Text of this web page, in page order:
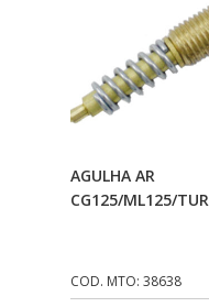
Adicionar Ao
Carrinho
AGULHA AR
CG125/ML125/
COD. MTO: 38638